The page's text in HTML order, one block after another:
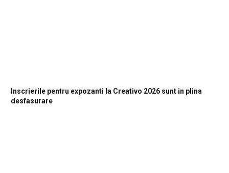
Inscrierile pentru expozanti la Creativo 2026 sunt in plina
desfasurare